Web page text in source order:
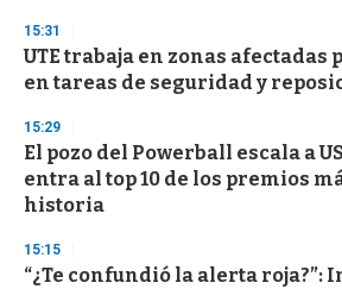
15:31
UTE trabaja en zonas afectadas
en tareas de seguridad y
15:29
El pozo del Powerball escala a
entra al top 10 de los premios
historia
15:15
“¿Te confundió la alerta roja?”: